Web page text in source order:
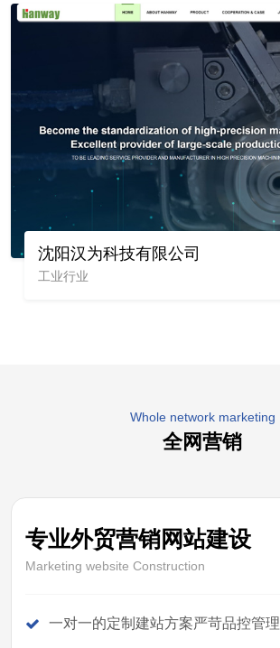
沈阳汉为科技有限公司
工业行业
Whole network marketing
全网营销
专业外贸营销网站建设
Marketing website Construction
一对一的定制建站方案严苛品控管理